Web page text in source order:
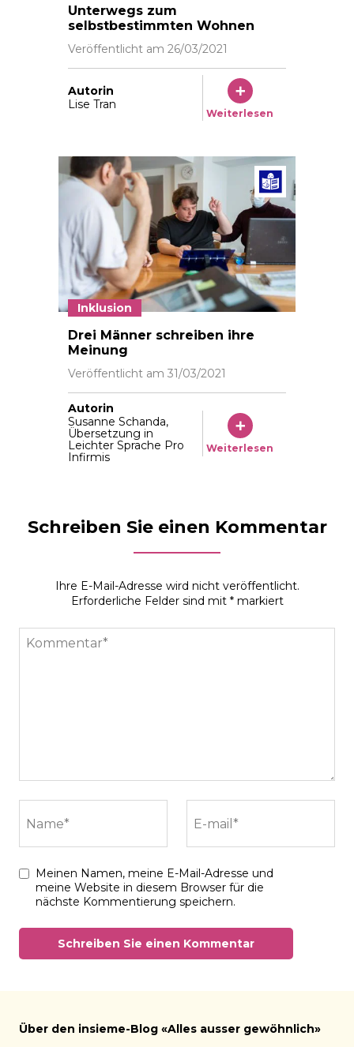
Unterwegs zum
selbstbestimmten Wohnen
Veröffentlicht am 26/03/2021
Autorin
Lise Tran
Weiterlesen
Plusieurs hommes écrivent un blog
Inklusion
Drei Männer schreiben ihre
Meinung
Veröffentlicht am 31/03/2021
Autorin
Susanne Schanda,
Übersetzung in
Leichter Sprache Pro
Infirmis
Weiterlesen
Schreiben Sie einen Kommentar
Ihre E-Mail-Adresse wird nicht veröffentlicht.
Erforderliche Felder sind mit *markiert
Kommentar*
Meinen Namen, meine E-Mail-Adresse und
meine Website in diesem Browser für die
nächste Kommentierung speichern.
Über den insieme-Blog «Alles ausser gewöhnlich»